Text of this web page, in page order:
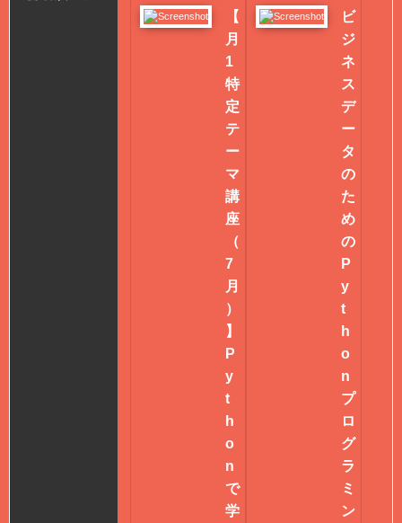
【
月
1
特
定
テ
ー
マ
講
座
（
7
月
）
】
P
y
t
h
o
n
で
学
ビ
ジ
ネ
ス
デ
ー
タ
の
た
め
の
P
y
t
h
o
n
プ
ロ
グ
ラ
ミ
ン